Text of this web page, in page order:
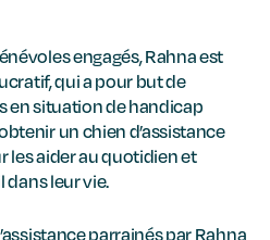
engagés, Rahna est
qui a pour but de
en situation de handicap
un chien d’assistance
les aider au quotidien et
leur vie.
parrainés par Rahna